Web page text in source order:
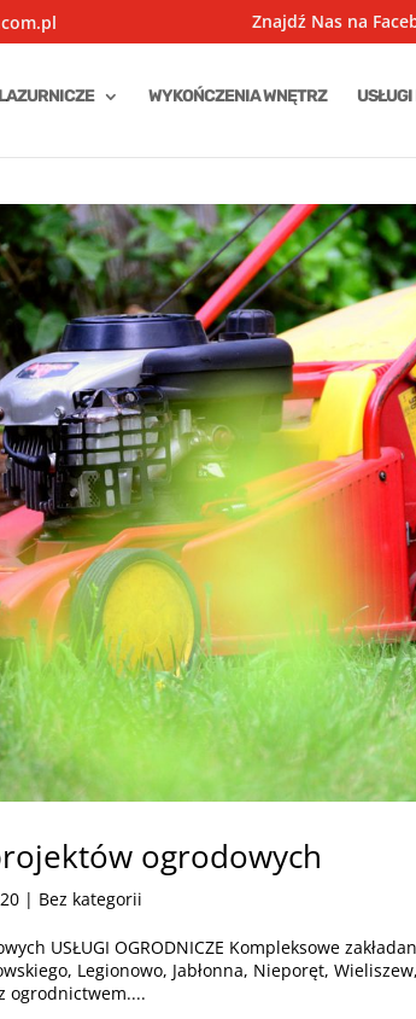
Znajdź Nas na
WYKOŃCZENIA WNĘTRZ
ogrodowych
| Bez kategorii
USŁUGI OGRODNICZE Kompleksowe
Legionowo, Jabłonna, Nieporęt,
ogrodnictwem....